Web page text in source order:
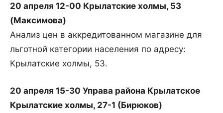
20 апреля 12-00 Крылатские холмы, 53
(Максимова)
Анализ цен в аккредитованном магазине для
льготной категории населения по адресу:
Крылатские холмы, 53.
20 апреля 15-30 Управа района Крылатское
Крылатские холмы, 27-1 (Бирюков)